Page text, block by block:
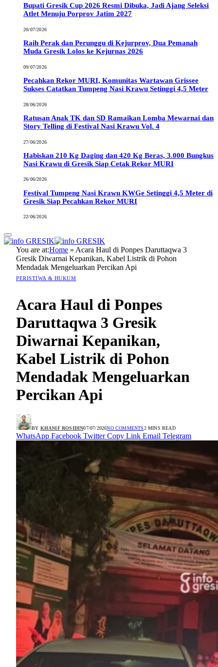
Bupati Gresik Cup 2026 Resmi Dibuka, Jadi Ajang Seleksi
Atlet Menuju Porprov Jatim 2027
20/07/2026
Raih Perak dan Perunggu di Kejurprov, Dua Pemanah
Muda Gresik Lolos ke Kejurnas 2026
09/07/2026
Pecahkan Rekor MURI, Komunitas Wartawan Grissee
Sukses Catatkan Tumpeng Nasi Krawu Setinggi 4,5 Meter
28/06/2026
Ratusan Anak TK dan SD Ramaikan Lomba Mewarnai dan
Story Telling di Festival Nasi Krawu Vol. 4
27/06/2026
Habiskan 210 Kg Daging dan 420 Kg Beras, 3.000 Bungkus
Nasi Krawu di Gresik Siap Cetak Rekor MURI
26/06/2026
Festival Tumpeng Nasi Krawu KWGe Setinggi 4,5 Meter di
Gresik Siap Pecahkan Rekor MURI
22/06/2026
You are at:Home » Acara Haul di Ponpes Daruttaqwa 3
Gresik Diwarnai Kepanikan, Kabel Listrik di Pohon
Mendadak Mengeluarkan Percikan Api
PERISTIWA & HUKUM
Acara Haul di Ponpes
Daruttaqwa 3 Gresik
Diwarnai Kepanikan,
Kabel Listrik di Pohon
Mendadak Mengeluarkan
Percikan Api
BY KHANIF ROSIDIN07/07/2026NO COMMENTS2 MINS READ
WhatsApp Facebook Twitter Copy Link Email Telegram